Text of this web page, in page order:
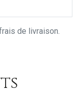
de livraison.